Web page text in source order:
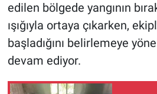
edilen bölgede yangının
ışığıyla ortaya çıkarken,
başladığını belirlemeye
devam ediyor.